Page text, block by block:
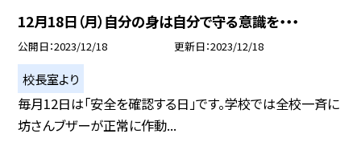
12月18日（月）自分の身は自分で守る意識を・・・
公開日 2023/12/18 更新日 2023/12/18
校長室より
毎月12日は「安全を確認する日」です。学校では全校一斉に
坊さんブザーが正常に作動...